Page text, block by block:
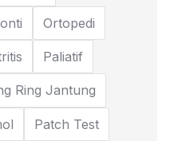
Ortopedi
Paliatif
Ring Jantung
Patch Test